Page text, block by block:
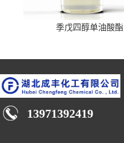
季戊四醇单油酸酯
13971392419